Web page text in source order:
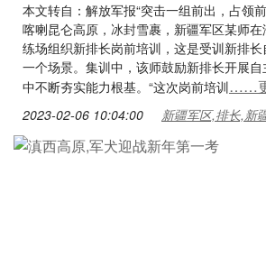
本文转自：解放军报“突击一组前出，占领
喀喇昆仑高原，冰封雪裹，新疆军区某师
练场组织新排长岗前培训，这是受训新排
一个场景。集训中，该师鼓励新排长开展
中不断夯实能力根基。“这次岗前培训……
2023-02-06 10:04:00 新疆军区,排长,新